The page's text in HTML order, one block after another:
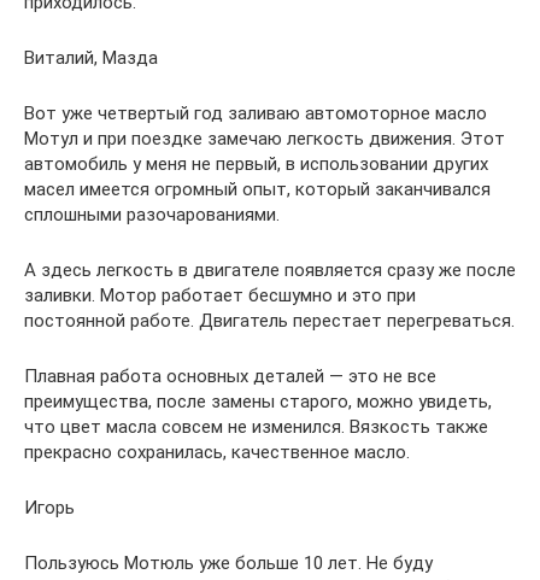
Виталий, Мазда
Вот уже четвертый год заливаю автомоторное масло
Мотул и при поездке замечаю легкость движения. Этот
автомобиль у меня не первый, в использовании других
масел имеется огромный опыт, который заканчивался
сплошными разочарованиями.
А здесь легкость в двигателе появляется сразу же после
заливки. Мотор работает бесшумно и это при
постоянной работе. Двигатель перестает перегреваться.
Плавная работа основных деталей — это не все
преимущества, после замены старого, можно увидеть,
что цвет масла совсем не изменился. Вязкость также
прекрасно сохранилась, качественное масло.
Игорь
Пользуюсь Мотюль уже больше 10 лет. Не буду